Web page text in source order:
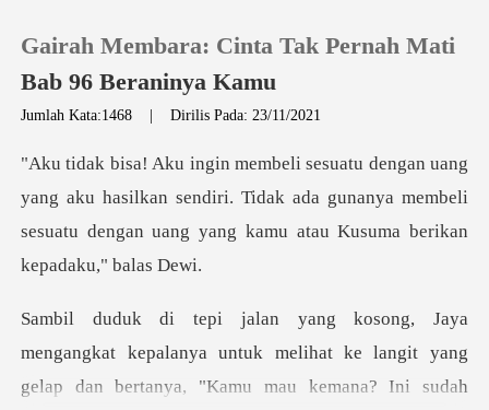
0
Pengisian Ulang
Keluar
Gairah Membara: Cinta Tak Pernah Mati
Bab 96 Beraninya Kamu
Jumlah Kata:1468 |Dirilis Pada: 23/11/2021
aku hasilkan sendiri. Tidak ada gunanya membeli
sesuatu deng
kepalanya untuk melihat ke langit yang
gelap dan berta